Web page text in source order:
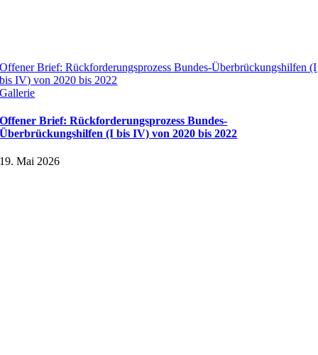
Offener Brief: Rückforderungsprozess Bundes-Überbrückungshilfen (I
bis IV) von 2020 bis 2022
Gallerie
Offener Brief: Rückforderungsprozess Bundes-
Überbrückungshilfen (I bis IV) von 2020 bis 2022
19. Mai 2026